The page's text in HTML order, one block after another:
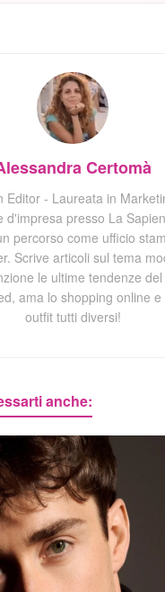
Certomà
Editor - Laureata in
d'impresa presso La
percorso come ufficio
Scrive articoli sul tema
le ultime tendenze
ama lo shopping online
outfit tutti diversi!
anche: